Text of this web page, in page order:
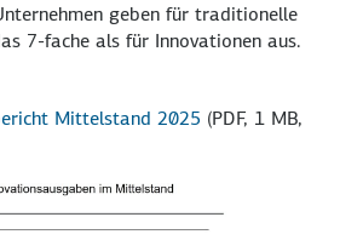
geben für traditionelle
7-fache als für Innovationen aus.
Mittelstand 2025 (PDF, 1 MB,